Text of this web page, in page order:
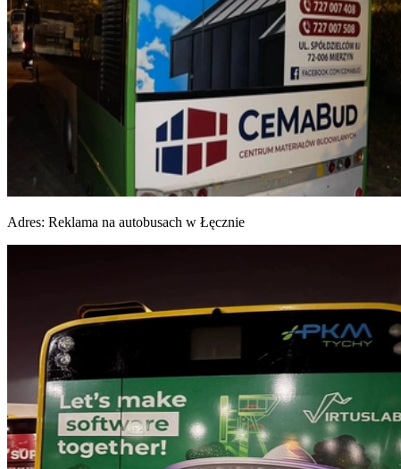
Adres: Reklama na autobusach w Łęcznie